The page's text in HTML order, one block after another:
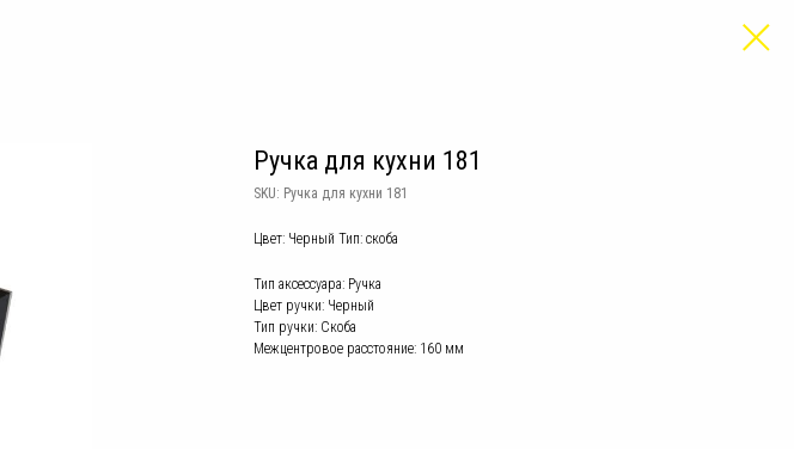
Ручка для кухни 181
SKU: Ручка для кухни 181
Цвет: Черный Тип: скоба
Тип аксессуара: Ручка
Цвет ручки: Черный​
Тип ручки: Скоба
Межцентровое расстояние: 160 мм